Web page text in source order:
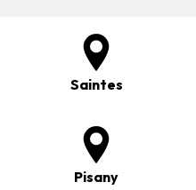
Saintes
Pisany